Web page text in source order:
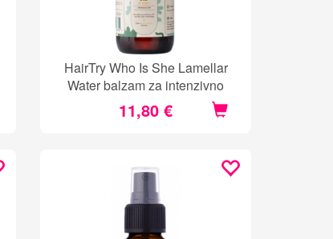
HairTry Who Is She Lamellar
Water balzam za intenzivno
nego las
11,80 €